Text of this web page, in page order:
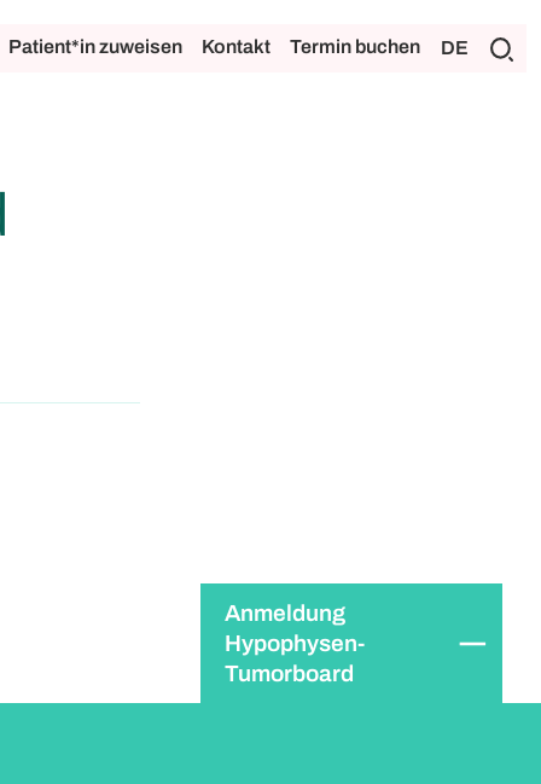
Patient*in zuweisen Kontakt Termin buchen DE
Anmeldung
Hypophysen-
Tumorboard